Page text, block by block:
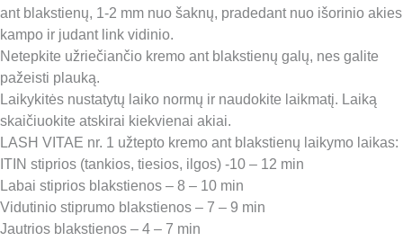
ant blakstienų, 1-2 mm nuo šaknų, pradedant nuo išorinio akies
kampo ir judant link vidinio.
Netepkite užriečiančio kremo ant blakstienų galų, nes galite
pažeisti plauką.
Laikykitės nustatytų laiko normų ir naudokite laikmatį. Laiką
skaičiuokite atskirai kiekvienai akiai.
LASH VITAE nr. 1 užtepto kremo ant blakstienų laikymo laikas:
ITIN stiprios (tankios, tiesios, ilgos) -10 – 12 min
Labai stiprios blakstienos – 8 – 10 min
Vidutinio stiprumo blakstienos – 7 – 9 min
Jautrios blakstienos – 4 – 7 min